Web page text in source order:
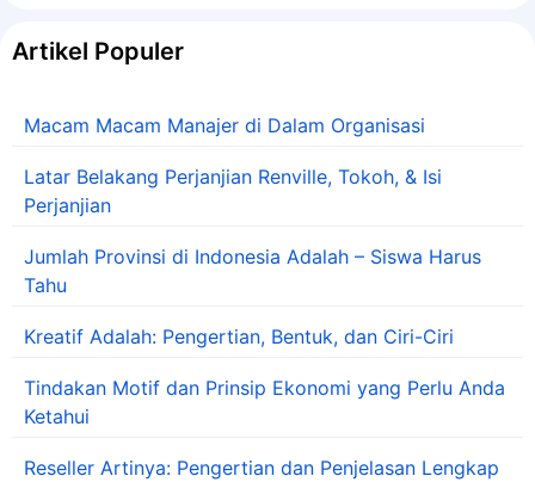
Artikel Populer
Macam Macam Manajer di Dalam Organisasi
Latar Belakang Perjanjian Renville, Tokoh, & Isi
Perjanjian
Jumlah Provinsi di Indonesia Adalah – Siswa Harus
Tahu
Kreatif Adalah: Pengertian, Bentuk, dan Ciri-Ciri
Tindakan Motif dan Prinsip Ekonomi yang Perlu Anda
Ketahui
Reseller Artinya: Pengertian dan Penjelasan Lengkap